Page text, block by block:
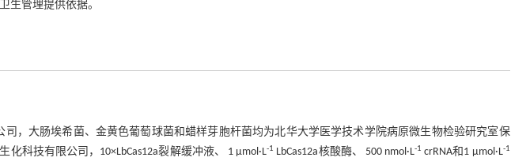
生管理提供依据。
司，大肠埃希菌、金黄色葡萄球菌和蜡样芽胞杆菌均为北华大学医学技术学院病原微生物检验研究室保
化科技有限公司，10×LbCas12a裂解缓冲液、 1 μmol·L-1 LbCas12a核酸酶、 500 nmol·L-1 crRNA和1 μmol·L-1